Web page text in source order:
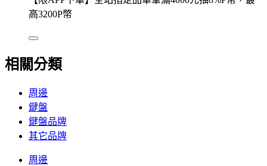
高3200P幣
相關分類
周邊
鍵盤
鍵盤品牌
其它品牌
周邊